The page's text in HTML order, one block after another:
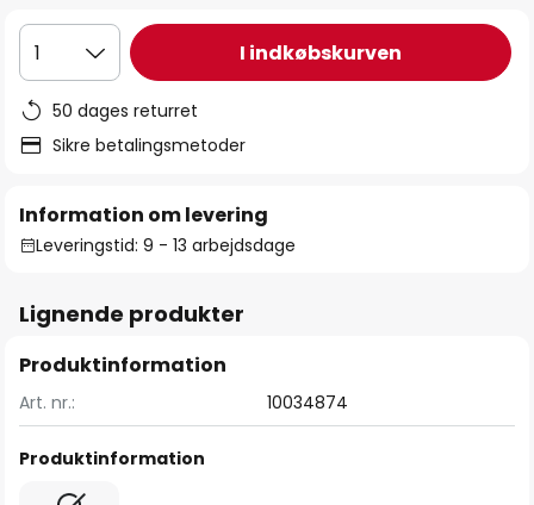
1 I indkøbskurven
50 dages returret
Sikre betalingsmetoder
Information om levering
Leveringstid: 9 - 13 arbejdsdage
Lignende produkter
Produktinformation
Art. nr.: 10034874
Produktinformation